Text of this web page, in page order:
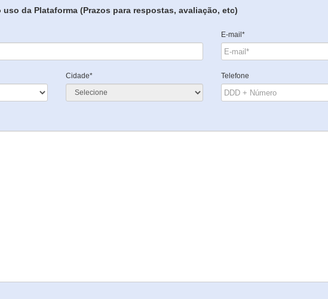
da Plataforma (Prazos para respostas, avaliação, etc)
E-mail*
Cidade* Telefone